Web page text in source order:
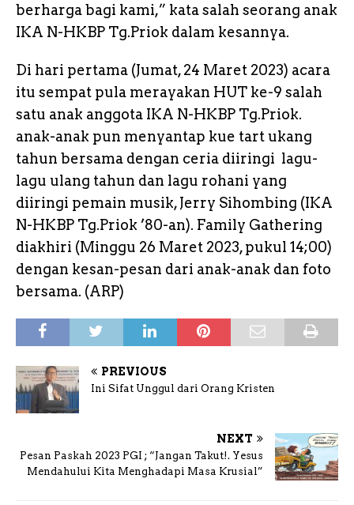
berharga bagi kami,” kata salah seorang anak
IKA N-HKBP Tg.Priok dalam kesannya.
Di hari pertama (Jumat, 24 Maret 2023) acara
itu sempat pula merayakan HUT ke-9 salah
satu anak anggota IKA N-HKBP Tg.Priok.
anak-anak pun menyantap kue tart ukang
tahun bersama dengan ceria diiringi lagu-
lagu ulang tahun dan lagu rohani yang
diiringi pemain musik, Jerry Sihombing (IKA
N-HKBP Tg.Priok ’80-an). Family Gathering
diakhiri (Minggu 26 Maret 2023, pukul 14;00)
dengan kesan-pesan dari anak-anak dan foto
bersama. (ARP)
PREVIOUS
Ini Sifat Unggul dari Orang Kristen
NEXT
Pesan Paskah 2023 PGI ; “Jangan Takut!. Yesus
Mendahului Kita Menghadapi Masa Krusial”